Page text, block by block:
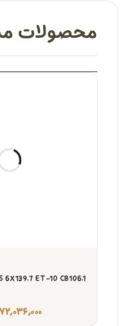
محصولات
6X139.7 ET-10 CB106.1
۷۲,۰۳۶,۰۰۰